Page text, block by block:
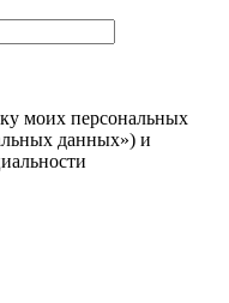
моих персональных
данных») и